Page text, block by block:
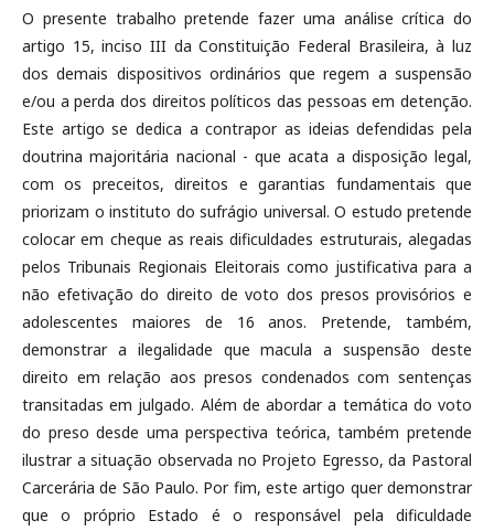
O presente trabalho pretende fazer uma análise crítica do
artigo 15, inciso III da Constituição Federal Brasileira, à luz
dos demais dispositivos ordinários que regem a suspensão
e/ou a perda dos direitos políticos das pessoas em detenção.
Este artigo se dedica a contrapor as ideias defendidas pela
doutrina majoritária nacional - que acata a disposição legal,
com os preceitos, direitos e garantias fundamentais que
priorizam o instituto do sufrágio universal. O estudo pretende
colocar em cheque as reais dificuldades estruturais, alegadas
pelos Tribunais Regionais Eleitorais como justificativa para a
não efetivação do direito de voto dos presos provisórios e
adolescentes maiores de 16 anos. Pretende, também,
demonstrar a ilegalidade que macula a suspensão deste
direito em relação aos presos condenados com sentenças
transitadas em julgado. Além de abordar a temática do voto
do preso desde uma perspectiva teórica, também pretende
ilustrar a situação observada no Projeto Egresso, da Pastoral
Carcerária de São Paulo. Por fim, este artigo quer demonstrar
que o próprio Estado é o responsável pela dificuldade